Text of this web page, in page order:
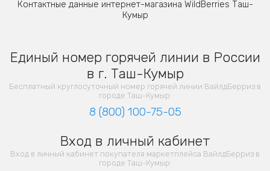
Контактные данные интернет-магазина WildBerries Таш-
Кумыр
Единый номер горячей линии в России
в г. Таш-Кумыр
Бесплатный круглосуточный номер горячей линии ВайлдБерриз в
городе Таш-Кумыр:
8 (800) 100-75-05
Вход в личный кабинет
Вход в личный кабинет покупателя маркетплейса ВайлдБерриз в
городе Таш-Кумыр: